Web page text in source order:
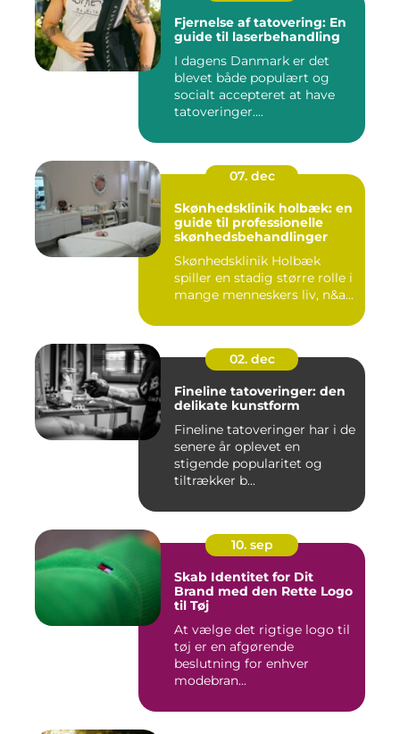
Fjernelse af tatovering: En
guide til laserbehandling
I dagens Danmark er det
blevet både populært og
socialt accepteret at have
tatoveringer....
07. dec
Skønhedsklinik holbæk: en
guide til professionelle
skønhedsbehandlinger
Skønhedsklinik Holbæk
spiller en stadig større rolle i
mange menneskers liv, n&a...
02. dec
Fineline tatoveringer: den
delikate kunstform
Fineline tatoveringer har i de
senere år oplevet en
stigende popularitet og
tiltrækker b...
10. sep
Skab Identitet for Dit
Brand med den Rette Logo
til Tøj
At vælge det rigtige logo til
tøj er en afgørende
beslutning for enhver
modebran...